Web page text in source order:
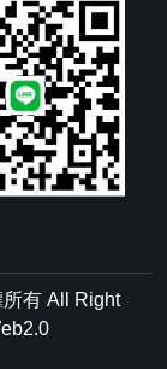
有 All Right